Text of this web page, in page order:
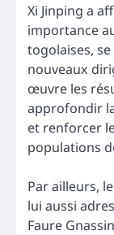
Xi Jinping a
importance
togolaises,
nouveaux
œuvre les
approfondir
et renforcer
populations
Par ailleurs,
lui aussi
Faure